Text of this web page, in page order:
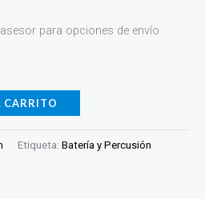
para opciones de envío
CARRITO
Etiqueta: Batería y Percusión